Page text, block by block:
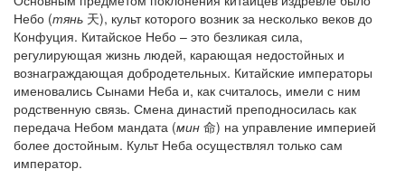
Небо (тянь 天), культ которого возник за несколько веков до
Конфуция. Китайское Небо – это безликая сила,
регулирующая жизнь людей, карающая недостойных и
вознаграждающая добродетельных. Китайские императоры
именовались Сынами Неба и, как считалось, имели с ним
родственную связь. Смена династий преподносилась как
передача Небом мандата (мин 命) на управление империей
более достойным. Культ Неба осуществлял только сам
император.